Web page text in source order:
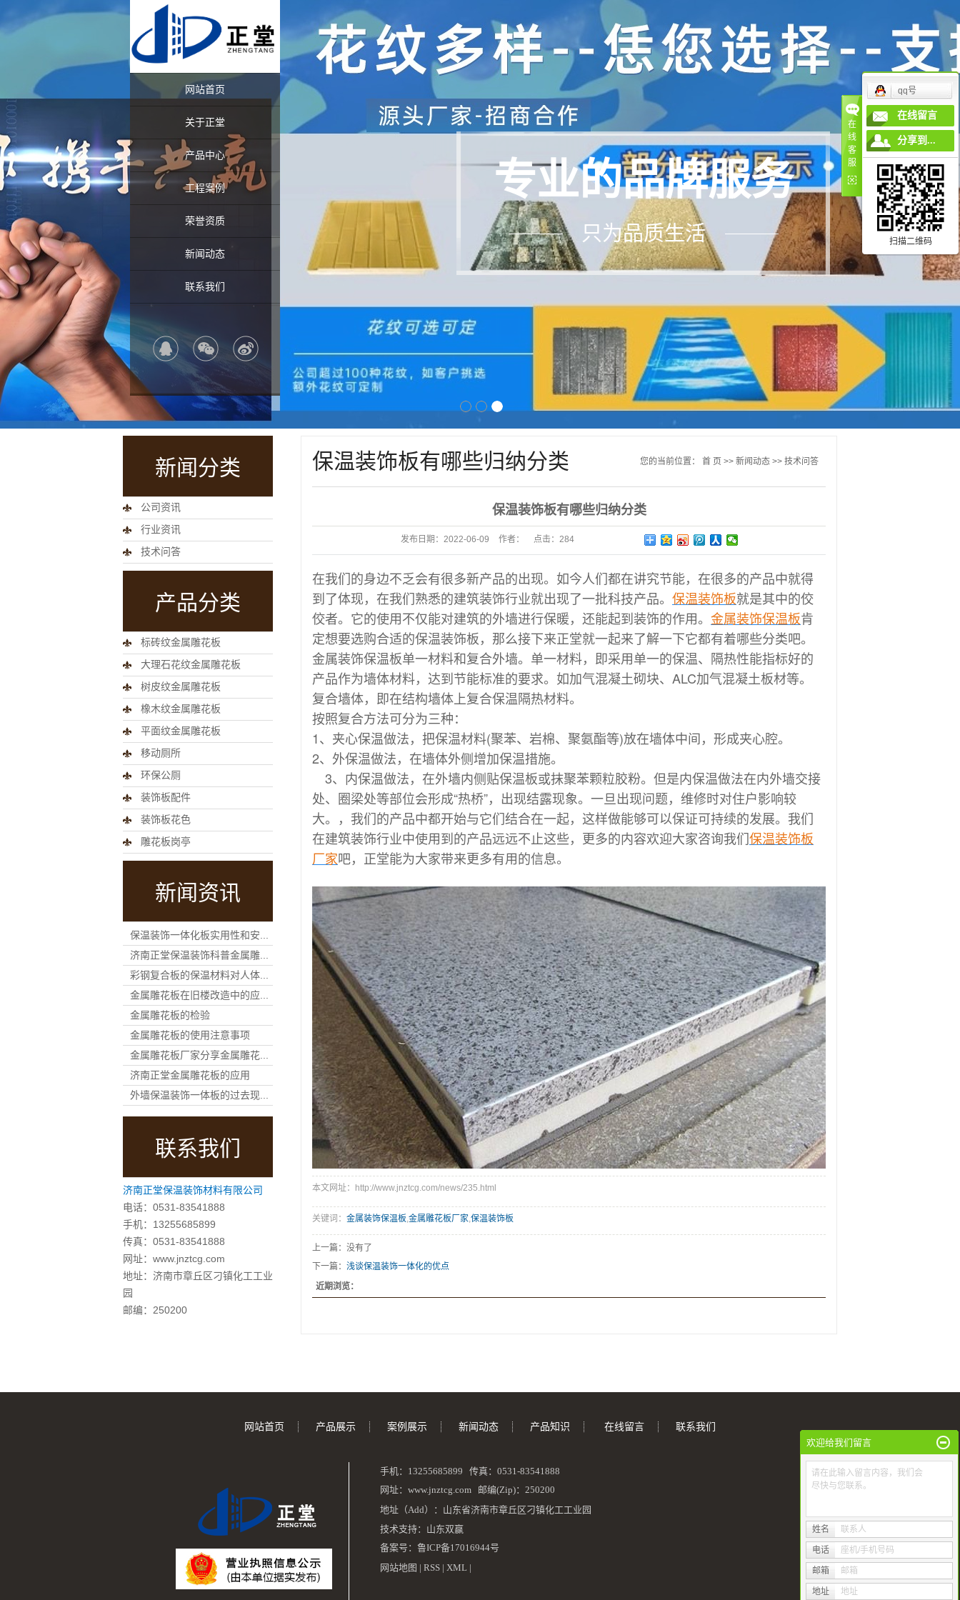
网站首页
关于正堂
产品中心
工程案例
荣誉资质
新闻动态
联系我们
专业的品牌服务
只为品质生活
3
新闻分类
公司资讯
行业资讯
技术问答
产品分类
标砖纹金属雕花板
大理石花纹金属雕花板
树皮纹金属雕花板
橡木纹金属雕花板
平面纹金属雕花板
移动厕所
环保公厕
装饰板配件
装饰板花色
雕花板岗亭
新闻资讯
保温装饰一体化板实用性和安...
济南正堂保温装饰科普金属雕...
彩钢复合板的保温材料对人体...
金属雕花板在旧楼改造中的应...
金属雕花板的检验
金属雕花板的使用注意事项
金属雕花板厂家分享金属雕花...
济南正堂金属雕花板的应用
外墙保温装饰一体板的过去现...
联系我们
济南正堂保温装饰材料有限公司
电话：0531-83541888
手机：13255685899
传真：0531-83541888
网址： www.jnztcg.com
地址：济南市章丘区刁镇化工工业
园
邮编：250200
保温装饰板有哪些归纳分类 您的当前位置： 首 页 >> 新闻动态 >> 技术问答
保温装饰板有哪些归纳分类
发布日期： 2022-06-09 作者： 点击： 284
在我们的身边不乏会有很多新产品的出现。如今人们都在讲究节能，在很多的产品中就得
到了体现，在我们熟悉的建筑装饰行业就出现了一批科技产品。 保温装饰板就是其中的佼
佼者。它的使用不仅能对建筑的外墙进行保暖，还能起到装饰的作用。 金属装饰保温板肯
定想要选购合适的保温装饰板，那么接下来正堂就一起来了解一下它都有着哪些分类吧。
金属装饰保温板单一材料和复合外墙。单一材料，即采用单一的保温、隔热性能指标好的
产品作为墙体材料，达到节能标准的要求。如加气混凝土砌块、ALC加气混凝土板材等。
复合墙体，即在结构墙体上复合保温隔热材料。
按照复合方法可分为三种：
1、夹心保温做法，把保温材料(聚苯、岩棉、聚氨酯等)放在墙体中间，形成夹心腔。
2、外保温做法，在墙体外侧增加保温措施。
3、内保温做法，在外墙内侧贴保温板或抹聚苯颗粒胶粉。但是内保温做法在内外墙交接
处、圈梁处等部位会形成“热桥”，出现结露现象。一旦出现问题，维修时对住户影响较
大。 ，我们的产品中都开始与它们结合在一起，这样做能够可以保证可持续的发展。我们
在建筑装饰行业中使用到的产品远远不止这些，更多的内容欢迎大家咨询我们保温装饰板
厂家吧，正堂能为大家带来更多有用的信息。
本文网址：http://www.jnztcg.com/news/235.html
关键词： 金属装饰保温板,金属雕花板厂家,保温装饰板
上一篇：没有了
下一篇： 浅谈保温装饰一体化的优点
近期浏览：
网站首页 产品展示 案例展示 新闻动态 产品知识 在线留言 联系我们
手机：13255685899 传真：0531-83541888
网址： www.jnztcg.com 邮编(Zip)：250200
地址（Add）： 山东省济南市章丘区刁镇化工工业园
技术支持： 山东双赢
备案号： 鲁ICP备17016944号
网站地图 | RSS | XML |
在
线
客
服
qq号
在线留言
分享到...
扫描二维码
欢迎给我们留言
请在此输入留言内容，我们会
尽快与您联系。
姓名 联系人
电话 座机/手机号码
邮箱 邮箱
地址 地址